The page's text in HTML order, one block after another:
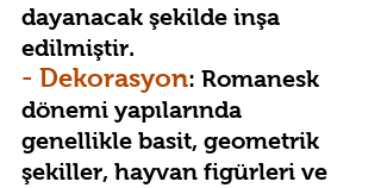
dayanacak şekilde inşa
edilmiştir.
- Dekorasyon: Romanesk
dönemi yapılarında
genellikle basit, geometrik
şekiller, hayvan figürleri ve